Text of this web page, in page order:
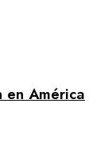
en América